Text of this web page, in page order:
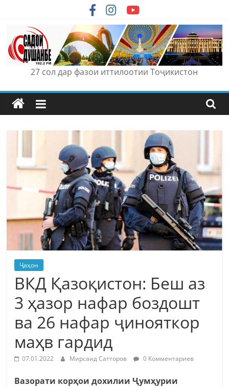
content
27 сол дар фазои иттилоотии Тоҷикистон
Ҷаҳон
ВКД Қазоқистон: Беш аз
3 ҳазор нафар боздошт
ва 26 нафар ҷинояткор
маҳв гардид
07.01.2022 Мирсаид Сатторов 0 Комментариев
Вазорати корҳои дохилии Ҷумҳурии